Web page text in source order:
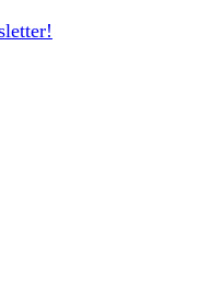
!